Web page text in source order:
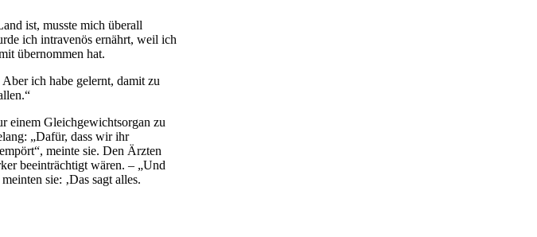
ist, musste mich überall
ich intravenös ernährt, weil ich
übernommen hat.
ich habe gelernt, damit zu
einem Gleichgewichtsorgan zu
„Dafür, dass wir ihr
meinte sie. Den Ärzten
beeinträchtigt wären. – „Und
sie: ‚Das sagt alles.